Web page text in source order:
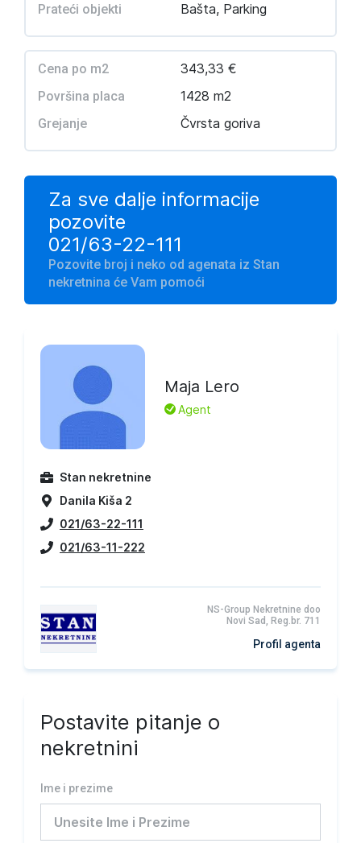
Prateći objekti Bašta, Parking
Cena po m2 343,33 €
Površina placa 1428 m2
Grejanje Čvrsta goriva
Za sve dalje informacije
pozovite
021/63-22-111
Pozovite broj i neko od agenata iz Stan
nekretnina će Vam pomoći
Maja Lero
L Agent
Stan nekretnine
Danila Kiša 2
021/63-22-111
021/63-11-222
NS-Group Nekretnine doo
Novi Sad, Reg.br. 711
Profil agenta
Postavite pitanje o
nekretnini
Ime i prezime